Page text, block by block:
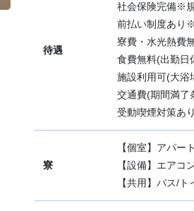
待遇
社会保険完備※
前払い制度あり
寮費・水光熱費
食費無料(出勤日
施設利用可(大
交通費(期間満了
受動喫煙対策あ
寮
【個室】アパート
【設備】エアコ
【共用】バス/